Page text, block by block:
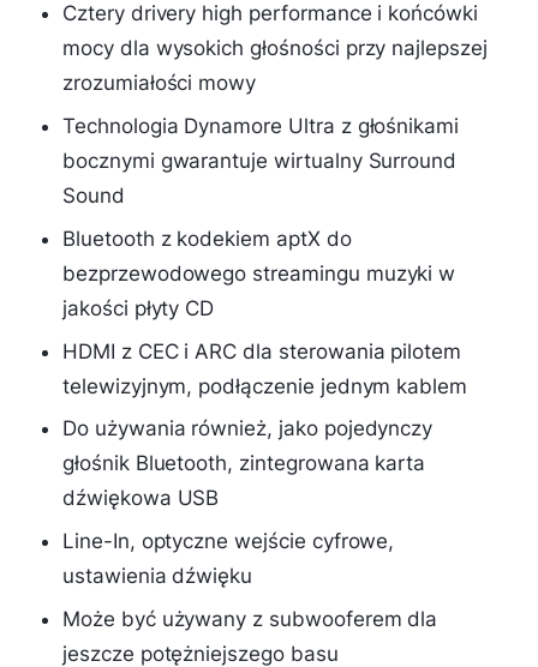
Cztery drivery high performance i końcówki
mocy dla wysokich głośności przy najlepszej
zrozumiałości mowy
Technologia Dynamore Ultra z głośnikami
bocznymi gwarantuje wirtualny Surround
Sound
Bluetooth z kodekiem aptX do
bezprzewodowego streamingu muzyki w
jakości płyty CD
HDMI z CEC i ARC dla sterowania pilotem
telewizyjnym, podłączenie jednym kablem
Do używania również, jako pojedynczy
głośnik Bluetooth, zintegrowana karta
dźwiękowa USB
Line-In, optyczne wejście cyfrowe,
ustawienia dźwięku
Może być używany z subwooferem dla
jeszcze potężniejszego basu